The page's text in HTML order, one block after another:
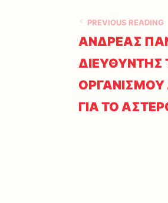
PREVIOUS READING
ΑΝΔΡΕΑΣ
ΔΙΕΥΘΥΝΤΗΣ
ΓΙΑ ΤΟ